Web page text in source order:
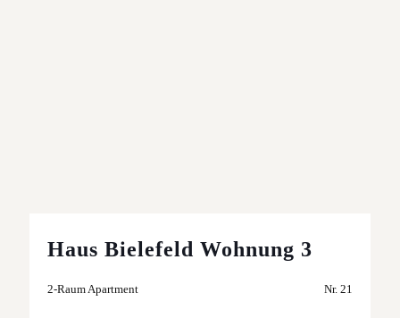
Haus Bielefeld Wohnung 3
2-Raum Apartment Nr. 21